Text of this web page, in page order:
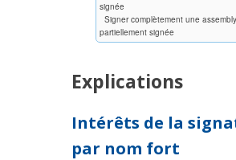
signée
Signer complètement une assembly
partiellement signée
Explications
Intérêts de la
par nom fort